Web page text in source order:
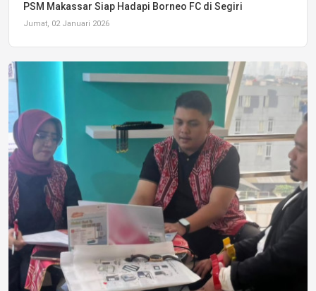
PSM Makassar Siap Hadapi Borneo FC di Segiri
Jumat, 02 Januari 2026